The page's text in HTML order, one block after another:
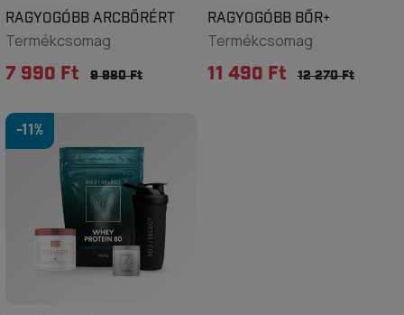
RAGYOGÓBB ARCBŐRÉRT
Termékcsomag
7 990 Ft 9 980 Ft
RAGYOGÓBB BŐR+
Termékcsomag
11 490 Ft 12 270 Ft
-11%